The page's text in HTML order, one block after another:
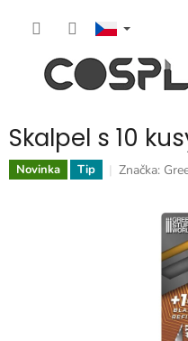
Skalpel s 10
Novinka Tip Značka: